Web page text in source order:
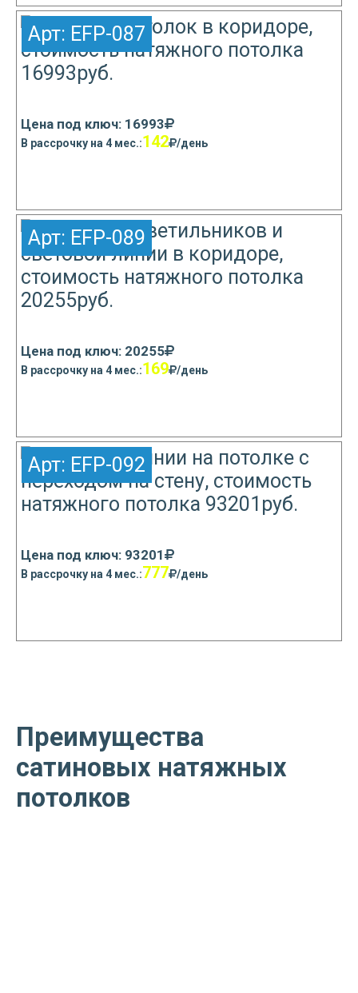
Арт: EFP-087
Цена под ключ: 16993
В рассрочку на 4 мес.:142 /день
Арт: EFP-089
Цена под ключ: 20255
В рассрочку на 4 мес.:169 /день
Арт: EFP-092
Цена под ключ: 93201
В рассрочку на 4 мес.:777 /день
Преимущества
сатиновых натяжных
потолков